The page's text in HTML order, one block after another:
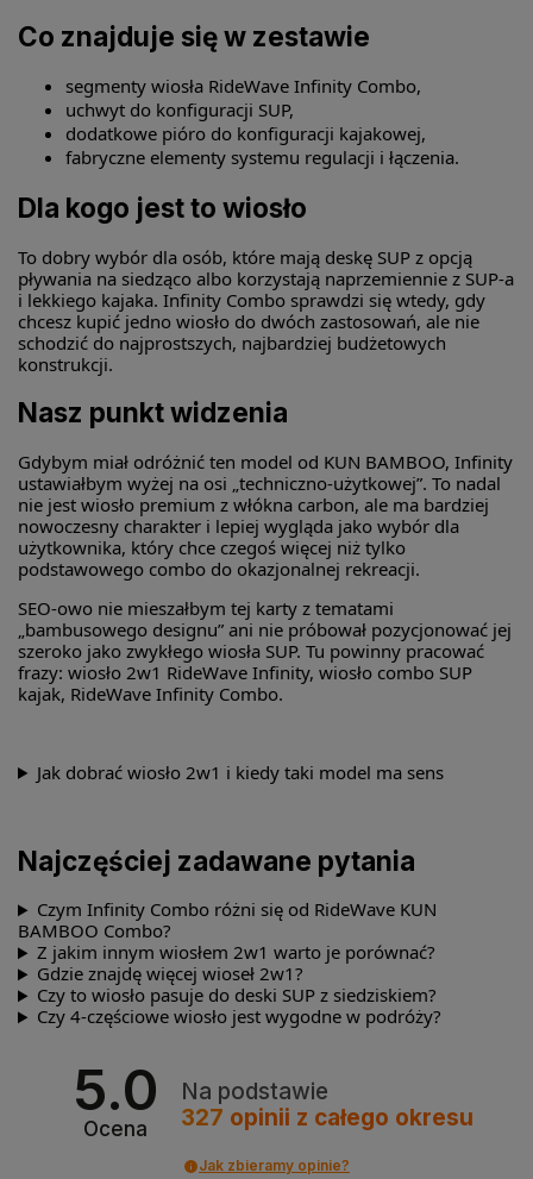
Co znajduje się w zestawie
segmenty wiosła RideWave Infinity Combo,
uchwyt do konfiguracji SUP,
dodatkowe pióro do konfiguracji kajakowej,
fabryczne elementy systemu regulacji i łączenia.
Dla kogo jest to wiosło
To dobry wybór dla osób, które mają deskę SUP z opcją
pływania na siedząco albo korzystają naprzemiennie z SUP-a
i lekkiego kajaka. Infinity Combo sprawdzi się wtedy, gdy
chcesz kupić jedno wiosło do dwóch zastosowań, ale nie
schodzić do najprostszych, najbardziej budżetowych
konstrukcji.
Nasz punkt widzenia
Gdybym miał odróżnić ten model od KUN BAMBOO, Infinity
ustawiałbym wyżej na osi „techniczno-użytkowej”. To nadal
nie jest wiosło premium z włókna carbon, ale ma bardziej
nowoczesny charakter i lepiej wygląda jako wybór dla
użytkownika, który chce czegoś więcej niż tylko
podstawowego combo do okazjonalnej rekreacji.
SEO-owo nie mieszałbym tej karty z tematami
„bambusowego designu” ani nie próbował pozycjonować jej
szeroko jako zwykłego wiosła SUP. Tu powinny pracować
frazy: wiosło 2w1 RideWave Infinity, wiosło combo SUP
kajak, RideWave Infinity Combo.
Jak dobrać wiosło 2w1 i kiedy taki model ma sens
Najczęściej zadawane pytania
Czym Infinity Combo różni się od RideWave KUN
BAMBOO Combo?
Z jakim innym wiosłem 2w1 warto je porównać?
Gdzie znajdę więcej wioseł 2w1?
Czy to wiosło pasuje do deski SUP z siedziskiem?
Czy 4-częściowe wiosło jest wygodne w podróży?
5.0
Ocena
Na podstawie
327 opinii z całego okresu
Jak zbieramy opinie?